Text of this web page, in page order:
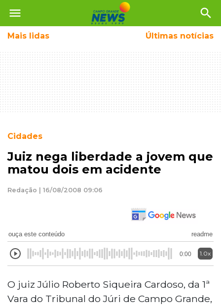
menu search
Mais lidas Últimas notícias
Cidades
Juiz nega liberdade a jovem que
matou dois em acidente
Redação | 16/08/2008 09:06
ouça este conteúdo readme
0:00 1.0x
O juiz Júlio Roberto Siqueira Cardoso, da 1ª
Vara do Tribunal do Júri de Campo Grande,